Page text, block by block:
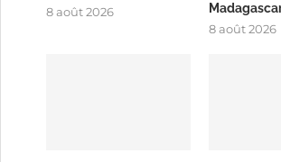
8 août 2026
8 août 2026